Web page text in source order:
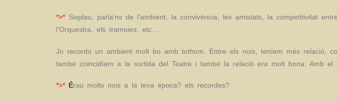
*>* Sisplau, parla’ns de l’ambient, la convivència, les amistats, la competitivitat
l’Orquestra, els tramoies, etc…
Jo recordo un ambient molt bo amb tothom. Entre els nois, teníem més relació,
també coincidíem a la sortida del Teatre i també la relació era molt bona. Amb el
*>* Érau molts nois a la teva época? els recordes?